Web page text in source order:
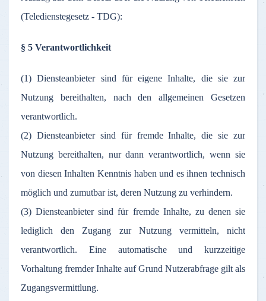
(Teledienstegesetz - TDG):
§ 5 Verantwortlichkeit
(1) Diensteanbieter sind für eigene Inhalte, die sie zur
Nutzung bereithalten, nach den allgemeinen Gesetzen
verantwortlich.
(2) Diensteanbieter sind für fremde Inhalte, die sie zur
Nutzung bereithalten, nur dann verantwortlich, wenn sie
von diesen Inhalten Kenntnis haben und es ihnen technisch
möglich und zumutbar ist, deren Nutzung zu verhindern.
(3) Diensteanbieter sind für fremde Inhalte, zu denen sie
lediglich den Zugang zur Nutzung vermitteln, nicht
verantwortlich. Eine automatische und kurzzeitige
Vorhaltung fremder Inhalte auf Grund Nutzerabfrage gilt als
Zugangsvermittlung.